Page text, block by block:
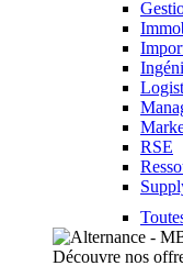
RSE
Découvre nos